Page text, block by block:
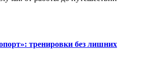
тренировки без лишних